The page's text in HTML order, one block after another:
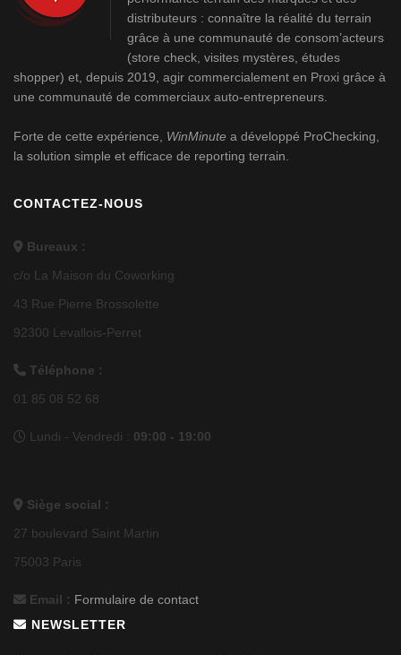
distributeurs : connaître la réalité du terrain
grâce à une communauté de consom’acteurs
(store check, visites mystères, études
shopper) et, depuis 2019, agir commercialement en Proxi grâce à
une communauté de commerciaux auto-entrepreneurs.
Forte de cette expérience, WinMinute a développé ProChecking
la solution simple et efficace de reporting terrain.
CONTACTEZ-NOUS
Bureaux :
c/o La Maison du Coworking
43 Rue Pierre Brossolette
92300 Levallois-Perret
Téléphone :
01 85 08 52 68
Lundi - Vendredi : 09:00 - 19:00
Siège social :
27 boulevard Saint Martin
75003 Paris
Email : Formulaire de contact
NEWSLETTER